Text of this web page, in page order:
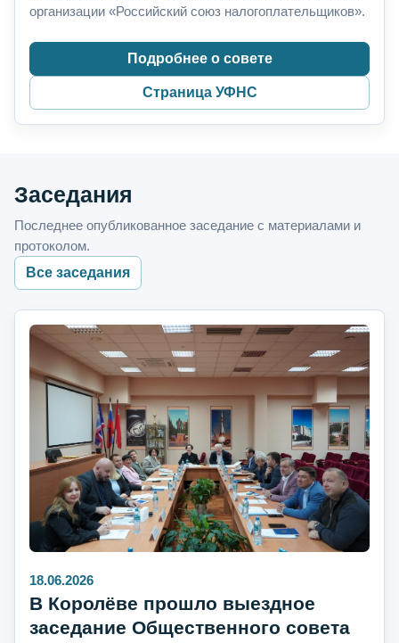
организации «Российский союз налогоплательщиков».
Подробнее о совете
Страница УФНС
Заседания
Последнее опубликованное заседание с материалами и
протоколом.
Все заседания
18.06.2026
В Королёве прошло выездное
заседание Общественного совета